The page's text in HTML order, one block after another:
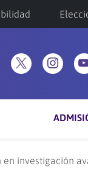
investigación